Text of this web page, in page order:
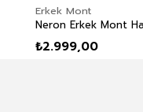
Erkek Mont
Neron Erkek Mont
₺2.999,00